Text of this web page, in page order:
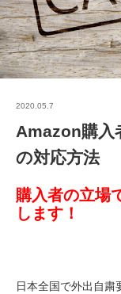
2020.05.7
Amazon購入
の対応方法
購入者の立場
します！
日本全国で外出自粛